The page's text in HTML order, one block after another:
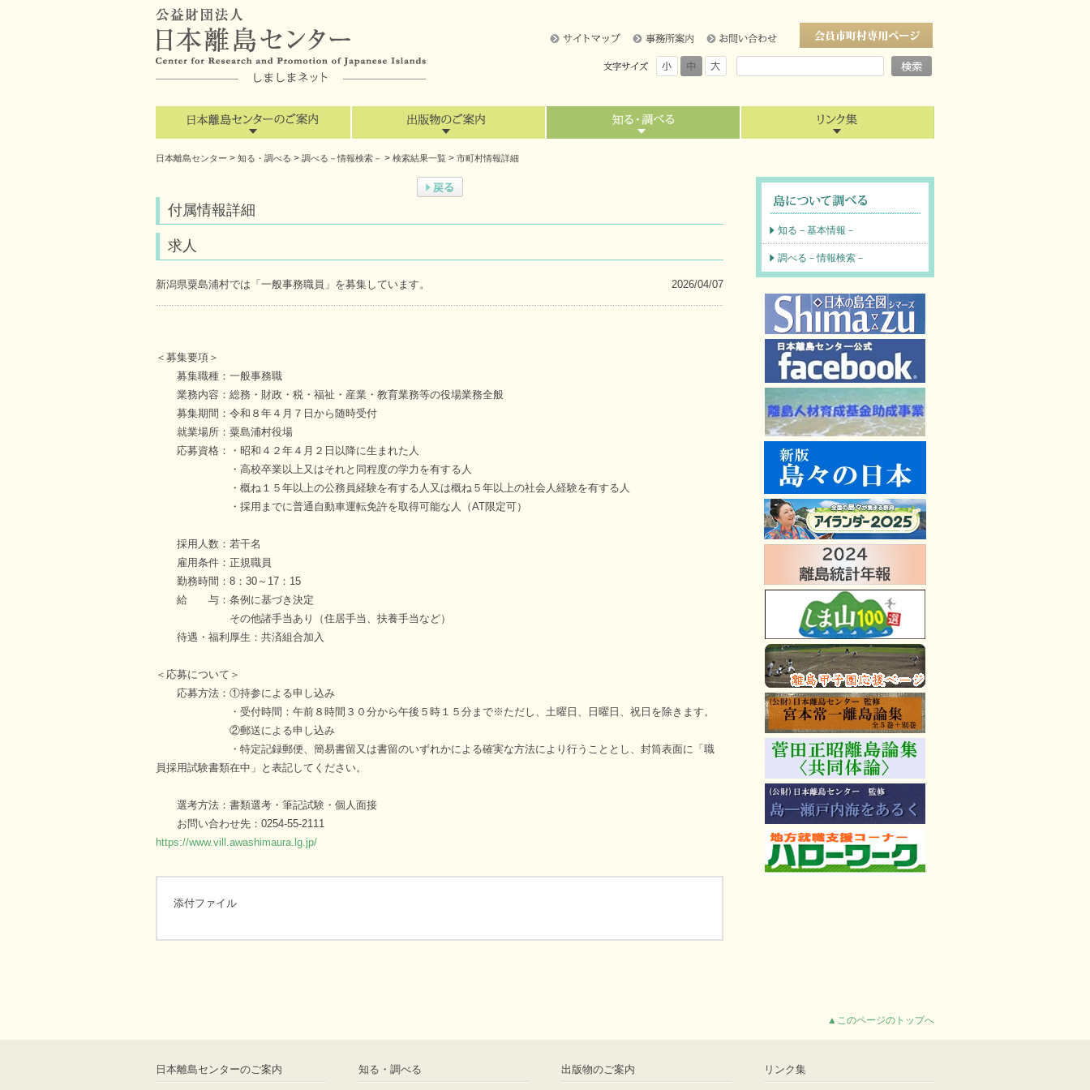
日本離島センター > 知る・調べる > 調べる－情報検索－ > 検索結果一覧 > 市町村情報詳細
付属情報詳細
求人
新潟県粟島浦村では「一般事務職員」を募集しています。 2026/04/07
＜募集要項＞
募集職種：一般事務職
業務内容：総務・財政・税・福祉・産業・教育業務等の役場業務全般
募集期間：令和８年４月７日から随時受付
就業場所：粟島浦村役場
応募資格：・昭和４２年４月２日以降に生まれた人
・高校卒業以上又はそれと同程度の学力を有する人
・概ね１５年以上の公務員経験を有する人又は概ね５年以上の社会人経験を有する人
・採用までに普通自動車運転免許を取得可能な人（AT限定可）
採用人数：若干名
雇用条件：正規職員
勤務時間：8：30～17：15
給 与：条例に基づき決定
その他諸手当あり（住居手当、扶養手当など）
待遇・福利厚生：共済組合加入
＜応募について＞
応募方法：①持参による申し込み
・受付時間：午前８時間３０分から午後５時１５分まで※ただし、土曜日、日曜日、祝日を除きます。
②郵送による申し込み
・特定記録郵便、簡易書留又は書留のいずれかによる確実な方法により行うこととし、封筒表面に「職
員採用試験書類在中」と表記してください。
選考方法：書類選考・筆記試験・個人面接
お問い合わせ先：0254-55-2111
https://www.vill.awashimaura.lg.jp/
添付ファイル
知る－基本情報－
調べる－情報検索－
▲このページのトップへ
日本離島センターのご案内 知る・調べる 出版物のご案内 リンク集